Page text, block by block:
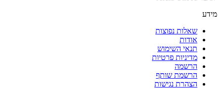
מידע
שאלות נפוצות
אודות
תנאי השימוש
מדיניות פרטיות
הרשמה
הרשמת שותף
הצהרת נגישות